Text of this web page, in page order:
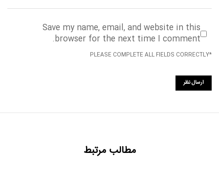
Save my name, email, and website in this
browser for the next time I comment.
*PLEASE COMPLETE ALL FIELDS CORRECTLY
مطالب مرتبط